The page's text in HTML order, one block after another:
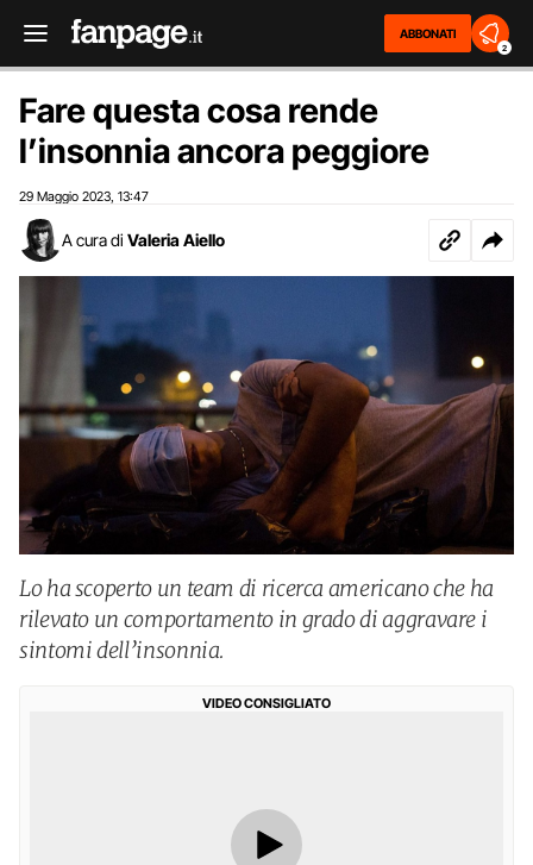
ABBONATI
2
Fare questa cosa rende
l’insonnia ancora peggiore
29 Maggio 2023 13:47
A cura di Valeria Aiello
Lo ha scoperto un team di ricerca americano che ha
rilevato un comportamento in grado di aggravare i
sintomi dell’insonnia.
VIDEO CONSIGLIATO